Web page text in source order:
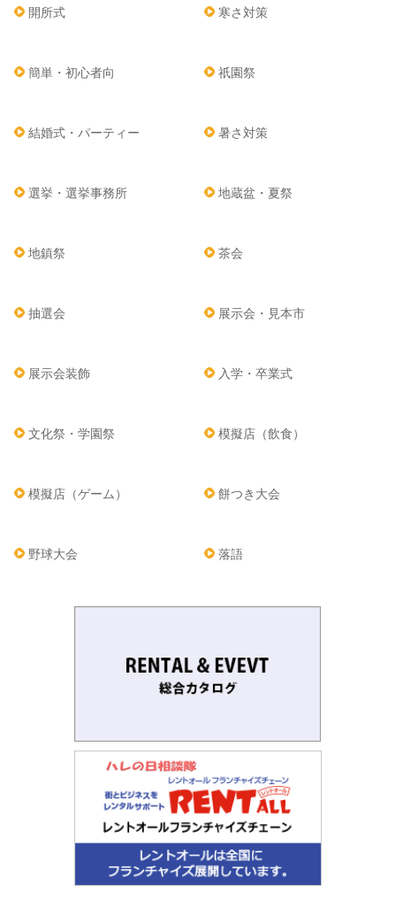
開所式 寒さ対策
簡単・初心者向 祇園祭
結婚式・パーティー 暑さ対策
選挙・選挙事務所 地蔵盆・夏祭
地鎮祭 茶会
抽選会 展示会・見本市
展示会装飾 入学・卒業式
文化祭・学園祭 模擬店（飲食）
模擬店（ゲーム） 餅つき大会
野球大会 落語